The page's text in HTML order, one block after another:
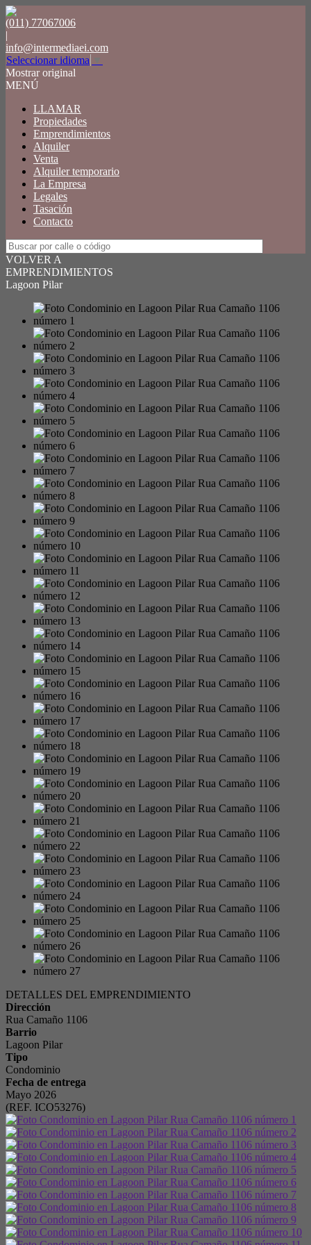
(011) 77067006
|
info@intermediaei.com
Seleccionar idioma
Mostrar original
MENÚ
LLAMAR
Propiedades
Emprendimientos
Alquiler
Venta
Alquiler temporario
La Empresa
Legales
Tasación
Contacto
VOLVER A
EMPRENDIMIENTOS
Lagoon Pilar
DETALLES DEL EMPRENDIMIENTO
Dirección
Rua Camaño 1106
Barrio
Lagoon Pilar
Tipo
Condominio
Fecha de entrega
Mayo 2026
(REF. ICO53276)